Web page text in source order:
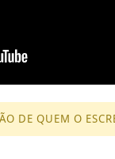
DE QUEM O